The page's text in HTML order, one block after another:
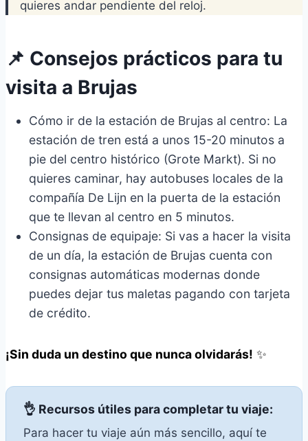
quieres andar pendiente del reloj.
📌 Consejos prácticos para tu
visita a Brujas
Cómo ir de la estación de Brujas al centro: La
estación de tren está a unos 15-20 minutos a
pie del centro histórico (Grote Markt). Si no
quieres caminar, hay autobuses locales de la
compañía De Lijn en la puerta de la estación
que te llevan al centro en 5 minutos.
Consignas de equipaje: Si vas a hacer la visita
de un día, la estación de Brujas cuenta con
consignas automáticas modernas donde
puedes dejar tus maletas pagando con tarjeta
de crédito.
¡Sin duda un destino que nunca olvidarás! ✨
👌 Recursos útiles para completar tu viaje:
Para hacer tu viaje aún más sencillo, aquí te